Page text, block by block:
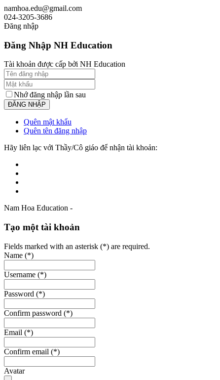
namhoa.edu@gmail.com
024-3205-3686
Đăng nhập
Đăng Nhập NH Education
Tài khoản được cấp bởi NH Education
Nhớ đăng nhập lần sau
Quên mật khẩu
Quên tên đăng nhập
Hãy liên lạc với Thầy/Cô giáo để nhận tài khoản:
Nam Hoa Education -
Tạo một tài khoản
Fields marked with an asterisk (*) are required.
Name (*)
Username (*)
Password (*)
Confirm password (*)
Email (*)
Confirm email (*)
Avatar